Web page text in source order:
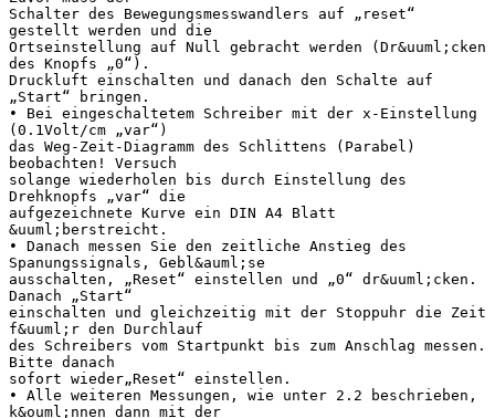
Schalter des Bewegungsmesswandlers auf „reset“
gestellt werden und die
Ortseinstellung auf Null gebracht werden (Dr&uuml;cken
des Knopfs „0“).
Druckluft einschalten und danach den Schalte auf
„Start“ bringen.
• Bei eingeschaltetem Schreiber mit der x-Einstellung
(0.1Volt/cm „var“)
das Weg-Zeit-Diagramm des Schlittens (Parabel)
beobachten! Versuch
solange wiederholen bis durch Einstellung des
Drehknopfs „var“ die
aufgezeichnete Kurve ein DIN A4 Blatt
&uuml;berstreicht.
• Danach messen Sie den zeitliche Anstieg des
Spanungssignals, Gebl&auml;se
ausschalten, „Reset“ einstellen und „0“ dr&uuml;cken.
Danach „Start“
einschalten und gleichzeitig mit der Stoppuhr die Zeit
f&uuml;r den Durchlauf
des Schreibers vom Startpunkt bis zum Anschlag messen.
Bitte danach
sofort wieder„Reset“ einstellen.
• Alle weiteren Messungen, wie unter 2.2 beschrieben,
k&ouml;nnen dann mit der